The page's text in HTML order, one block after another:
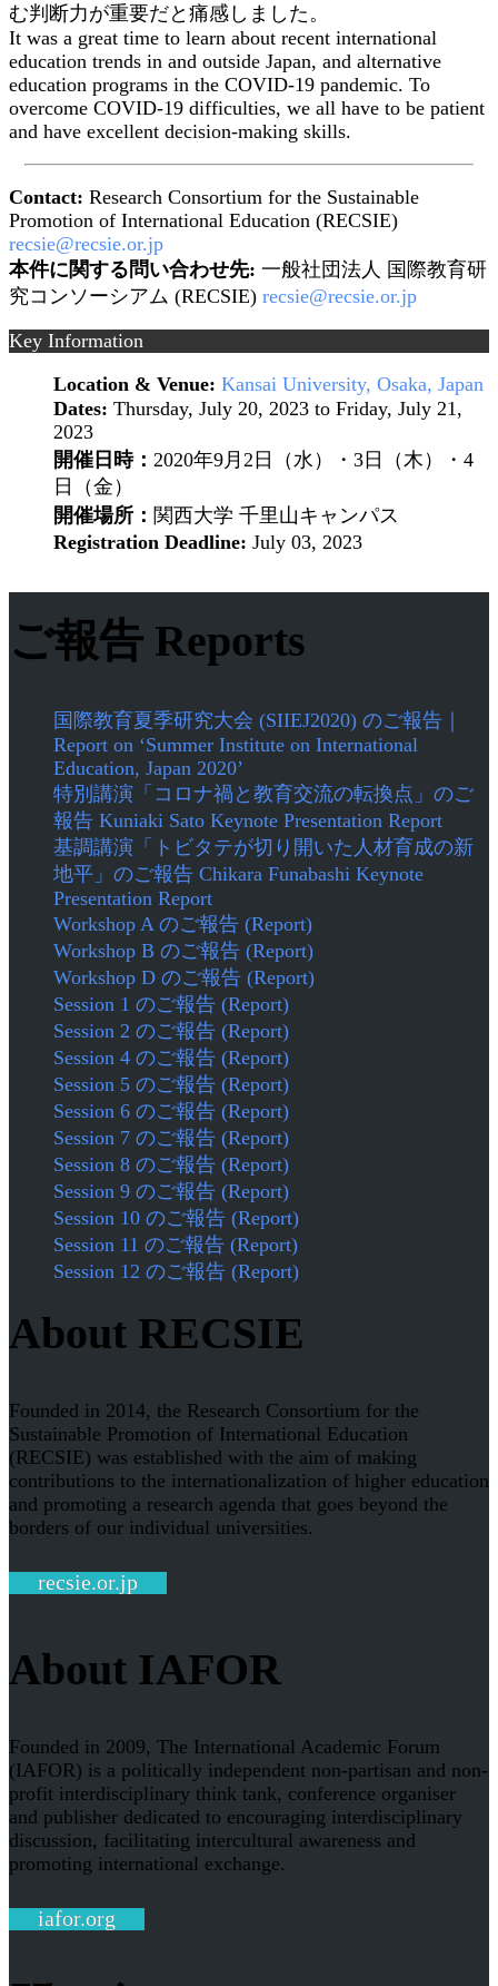
む判断力が重要だと痛感しました。
It was a great time to learn about recent international
education trends in and outside Japan, and alternative
education programs in the COVID-19 pandemic. To
overcome COVID-19 difficulties, we all have to be patient
and have excellent decision-making skills.
Contact: Research Consortium for the Sustainable
Promotion of International Education (RECSIE)
recsie@recsie.or.jp
本件に関する問い合わせ先: 一般社団法人 国際教育研
究コンソーシアム (RECSIE) recsie@recsie.or.jp
Key Information
Location & Venue: Kansai University, Osaka, Japan
Dates: Thursday, July 20, 2023 ​to Friday, July 21,
2023
開催日時： 2020年9月2日（水）・3日（木）・4
日（金）
開催場所： 関西大学 千里山キャンパス
Registration Deadline: July 03, 2023
ご報告 Reports
国際教育夏季研究大会 (SIIEJ2020) のご報告｜
Report on ‘Summer Institute on International
Education, Japan 2020’
特別講演「コロナ禍と教育交流の転換点」のご
報告 Kuniaki Sato Keynote Presentation Report
基調講演「トビタテが切り開いた人材育成の新
地平」のご報告 Chikara Funabashi Keynote
Presentation Report
Workshop A のご報告 (Report)
Workshop B のご報告 (Report)
Workshop D のご報告 (Report)
Session 1 のご報告 (Report)
Session 2 のご報告 (Report)
Session 4 のご報告 (Report)
Session 5 のご報告 (Report)
Session 6 のご報告 (Report)
Session 7 のご報告 (Report)
Session 8 のご報告 (Report)
Session 9 のご報告 (Report)
Session 10 のご報告 (Report)
Session 11 のご報告 (Report)
Session 12 のご報告 (Report)
About RECSIE
Founded in 2014, the Research Consortium for the
Sustainable Promotion of International Education
(RECSIE) was established with the aim of making
contributions to the internationalization of higher education
and promoting a research agenda that goes beyond the
borders of our individual universities.
recsie.or.jp
About IAFOR
Founded in 2009, The International Academic Forum
(IAFOR) is a politically independent non-partisan and non-
profit interdisciplinary think tank, conference organiser
and publisher dedicated to encouraging interdisciplinary
discussion, facilitating intercultural awareness and
promoting international exchange.
iafor.org